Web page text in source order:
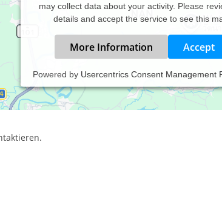
may collect data about your activity. Please
details and accept the service to see this
More Information Accept
Powered by Usercentrics Consent Management
zugelegt, oder wollen Ihr schon Vorhandens
in aller Ruhe auf meiner Homepage